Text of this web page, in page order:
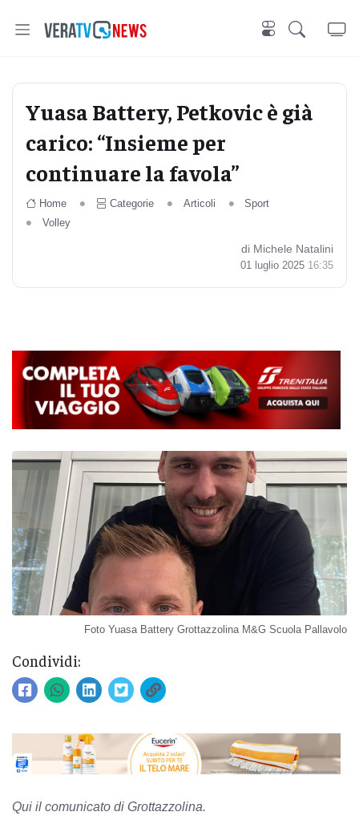
Yuasa Battery, Petkovic è già
carico: “Insieme per
continuare la favola”
Home Categorie Articoli
Sport
Volley
di Michele Natalini
01 luglio 2025 16:35
Foto Yuasa Battery Grottazzolina M&G Scuola Pallavolo
Condividi:
Qui il comunicato di Grottazzolina.